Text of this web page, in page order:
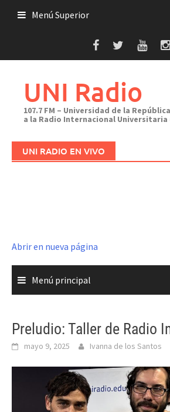
Menú Superior
UNI Radio
107.7 FM – Universidad de la
a la Radio Internacional Universitaria
UNI RADIO EN VIVO
Abrir en nueva página
Menú principal
Preludio: Taller de Radio
mayo 9, 2025 Ivanna de los Santos